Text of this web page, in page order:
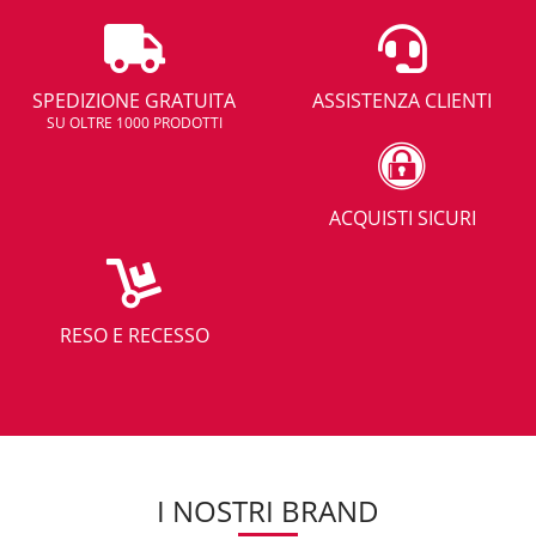
SPEDIZIONE GRATUITA
SU OLTRE 1000 PRODOTTI
ASSISTENZA CLIENTI
ACQUISTI SICURI
RESO E RECESSO
I NOSTRI BRAND